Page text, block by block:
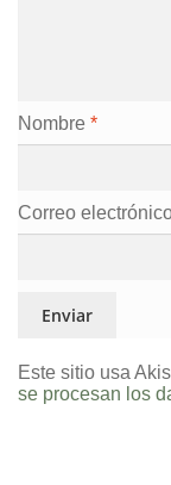
Nombre *
Correo
Este sitio usa
se procesan los